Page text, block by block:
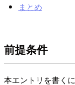
まとめ
前提条件
本エントリを書く